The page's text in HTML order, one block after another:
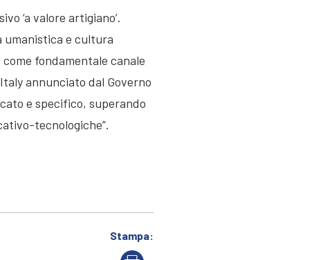
‘a valore artigiano’.
umanistica e cultura
fondamentale canale
annunciato dal Governo
e specifico, superando
tecnologiche”.
Stampa: